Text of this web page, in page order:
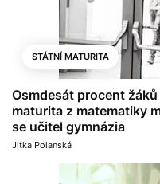
STÁTNÍ MATURITA
Osmdesát procent
maturita z matematiky
se učitel gymnázia
Jitka Polanská